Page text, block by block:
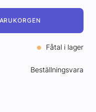
Fåtal i lager
Beställningsvara